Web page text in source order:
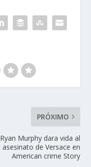
PRÓXIMO
Ryan Murphy dara vida al
asesinato de Versace en
American crime Story